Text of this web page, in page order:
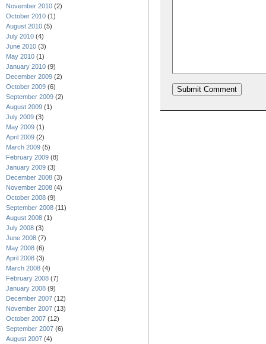
November 2010 (2)
October 2010 (1)
August 2010 (5)
July 2010 (4)
June 2010 (3)
May 2010 (1)
January 2010 (9)
December 2009 (2)
October 2009 (6)
September 2009 (2)
August 2009 (1)
July 2009 (3)
May 2009 (1)
April 2009 (2)
March 2009 (5)
February 2009 (8)
January 2009 (3)
December 2008 (3)
November 2008 (4)
October 2008 (9)
September 2008 (11)
August 2008 (1)
July 2008 (3)
June 2008 (7)
May 2008 (6)
April 2008 (3)
March 2008 (4)
February 2008 (7)
January 2008 (9)
December 2007 (12)
November 2007 (13)
October 2007 (12)
September 2007 (6)
August 2007 (4)